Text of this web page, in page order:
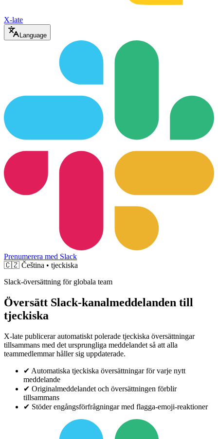
X-late
Language
Prenumerera med Slack
🇨🇿 Čeština • tjeckiska
Slack-översättning för globala team
Översätt Slack-kanalmeddelanden till
tjeckiska
X-late publicerar automatiskt polerade tjeckiska översättningar
tillsammans med det ursprungliga meddelandet så att alla
teammedlemmar håller sig uppdaterade.
✔ Automatiska tjeckiska översättningar för varje nytt
meddelande
✔ Originalmeddelandet och översättningen förblir
tillsammans
✔ Stöder engångsförfrågningar med flagga-emoji-reaktioner